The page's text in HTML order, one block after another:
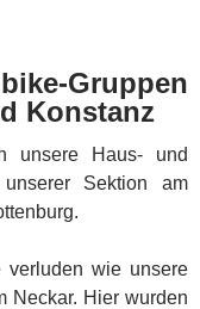
Gruppen
Konstanz
unsere Haus- und
Sektion am
verluden wie unsere
Neckar. Hier wurden